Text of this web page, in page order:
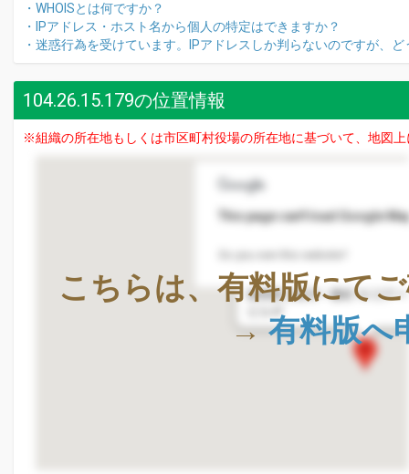
・WHOISとは何ですか？
・IPアドレス・ホスト名から個人の特定はできますか？
・迷惑行為を受けています。IPアドレスしか判らないのですが、
104.26.15.179の位置情報
※組織の所在地もしくは市区町村役場の所在地に基づいて、地図
株式会社Geolocation
〒411-0036
静岡県三島市一番町18-22ア
This page can't load Google
こちらは、有料版にて
→有料版へ